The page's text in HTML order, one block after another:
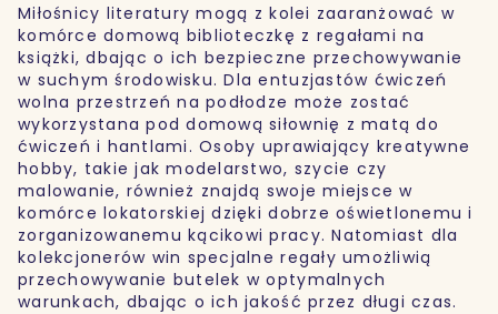
Miłośnicy literatury mogą z kolei zaaranżować w
komórce domową biblioteczkę z regałami na
książki, dbając o ich bezpieczne przechowywanie
w suchym środowisku. Dla entuzjastów ćwiczeń
wolna przestrzeń na podłodze może zostać
wykorzystana pod domową siłownię z matą do
ćwiczeń i hantlami. Osoby uprawiający kreatywne
hobby, takie jak modelarstwo, szycie czy
malowanie, również znajdą swoje miejsce w
komórce lokatorskiej dzięki dobrze oświetlonemu i
zorganizowanemu kącikowi pracy. Natomiast dla
kolekcjonerów win specjalne regały umożliwią
przechowywanie butelek w optymalnych
warunkach, dbając o ich jakość przez długi czas.